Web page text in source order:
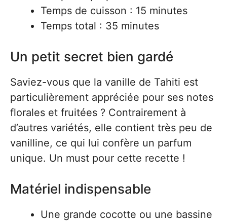
Temps de cuisson : 15 minutes
Temps total : 35 minutes
Un petit secret bien gardé
Saviez-vous que la vanille de Tahiti est
particulièrement appréciée pour ses notes
florales et fruitées ? Contrairement à
d’autres variétés, elle contient très peu de
vanilline, ce qui lui confère un parfum
unique. Un must pour cette recette !
Matériel indispensable
Une grande cocotte ou une bassine